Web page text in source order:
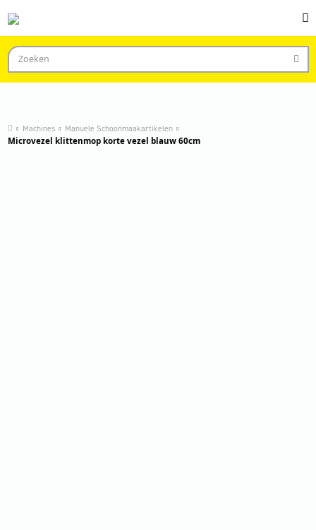
Machines Manuele Schoonmaakartikelen
Microvezel klittenmop korte vezel blauw 60cm